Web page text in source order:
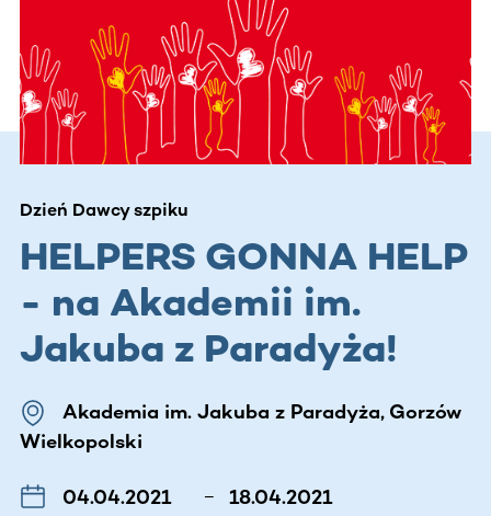
Dzień Dawcy szpiku
HELPERS GONNA HELP
- na Akademii im.
Jakuba z Paradyża!
Akademia im. Jakuba z Paradyża, Gorzów
Wielkopolski
04.04.2021 – 18.04.2021